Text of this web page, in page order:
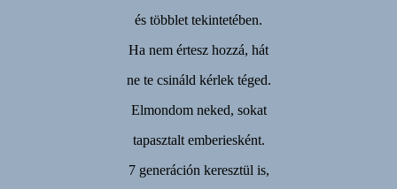
és többlet tekintetében.
Ha nem értesz hozzá, hát
ne te csináld kérlek téged.
Elmondom neked, sokat
tapasztalt emberiesként.
7 generáción keresztül is,